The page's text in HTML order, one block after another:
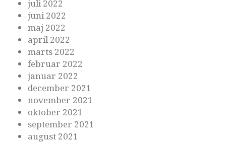
juli 2022
juni 2022
maj 2022
april 2022
marts 2022
februar 2022
januar 2022
december 2021
november 2021
oktober 2021
september 2021
august 2021